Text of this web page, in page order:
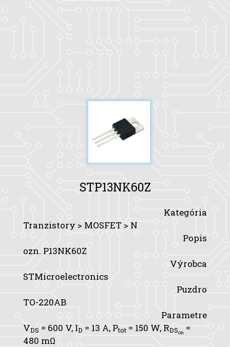
STP13NK60Z
Kategória
Tranzistory > MOSFET > N
Popis
ozn. P13NK60Z
Výrobca
STMicroelectronics
Puzdro
TO-220AB
Parametre
VDS = 600 V, ID = 13 A, Ptot = 150 W, RDSon =
480 mΩ